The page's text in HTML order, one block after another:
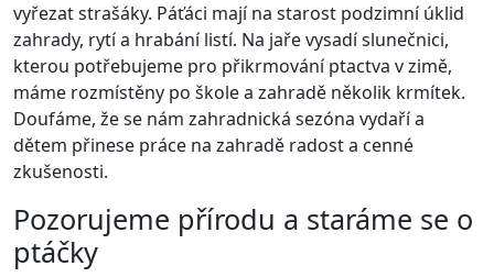
vyřezat strašáky. Páťáci mají na starost podzimní úklid
zahrady, rytí a hrabání listí. Na jaře vysadí slunečnici,
kterou potřebujeme pro přikrmování ptactva v zimě,
máme rozmístěny po škole a zahradě několik krmítek.
Doufáme, že se nám zahradnická sezóna vydaří a
dětem přinese práce na zahradě radost a cenné
zkušenosti.
Pozorujeme přírodu a staráme se o
ptáčky